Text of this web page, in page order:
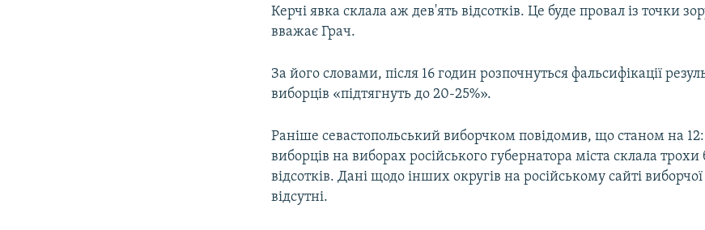
Керчі явка склала аж дев'ять відсотків. Це буде провал із точки
вважає Грач.
За його словами, після 16 годин розпочнуться фальсифікації
виборців «підтягнуть до 20-25%».
Раніше севастопольський виборчком повідомив, що станом на
виборців на виборах російського губернатора міста склала трохи
відсотків. Дані щодо інших округів на російському сайті виборчої
відсутні.